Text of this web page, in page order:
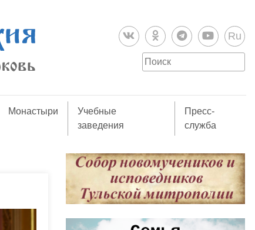
Ru
Монастыри
Учебные
заведения
Пресс-
служба